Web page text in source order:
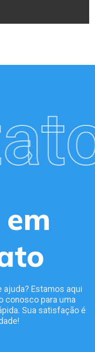
Estamos aqui
conosco para uma
Sua satisfação é